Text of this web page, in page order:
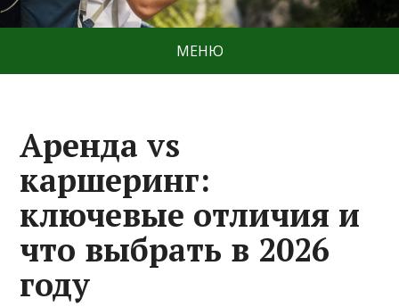
МЕНЮ
Аренда vs
каршеринг:
ключевые отличия и
что выбрать в 2026
году